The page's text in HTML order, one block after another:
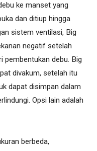
ke manset yang
dan ditiup hingga
sistem ventilasi, Big
negatif setelah
pembentukan debu. Big
divakum, setelah itu
dapat disimpan dalam
Opsi lain adalah
berbeda,